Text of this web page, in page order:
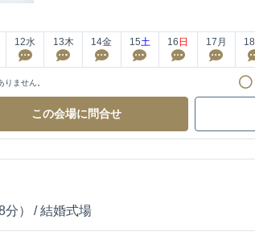
12水 13木 14金 15土 16 日 17 月 18
ません。
この会場に問合せ
） / 結婚式場